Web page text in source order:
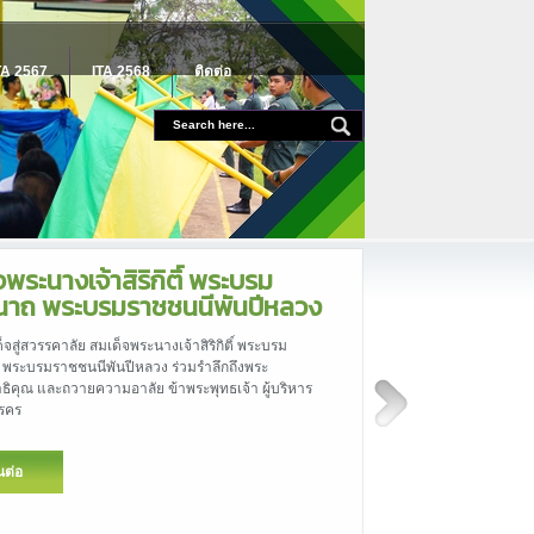
2567 ITA 2568 ติดต่อ
NO GIFT POLICY
โรงเรียนวังโป่งศึกษา มีนโยบายขอความร่วมมือ งดรับของขวัญ
เนื่องในเทศกาลและโอกาสอื่นใด